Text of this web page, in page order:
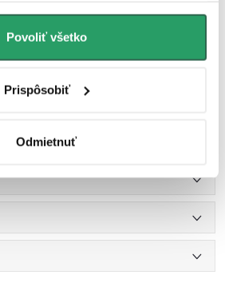
Povoliť všetko
Prispôsobiť
Odmietnuť
než zapustenie umývadla do
umývadla.